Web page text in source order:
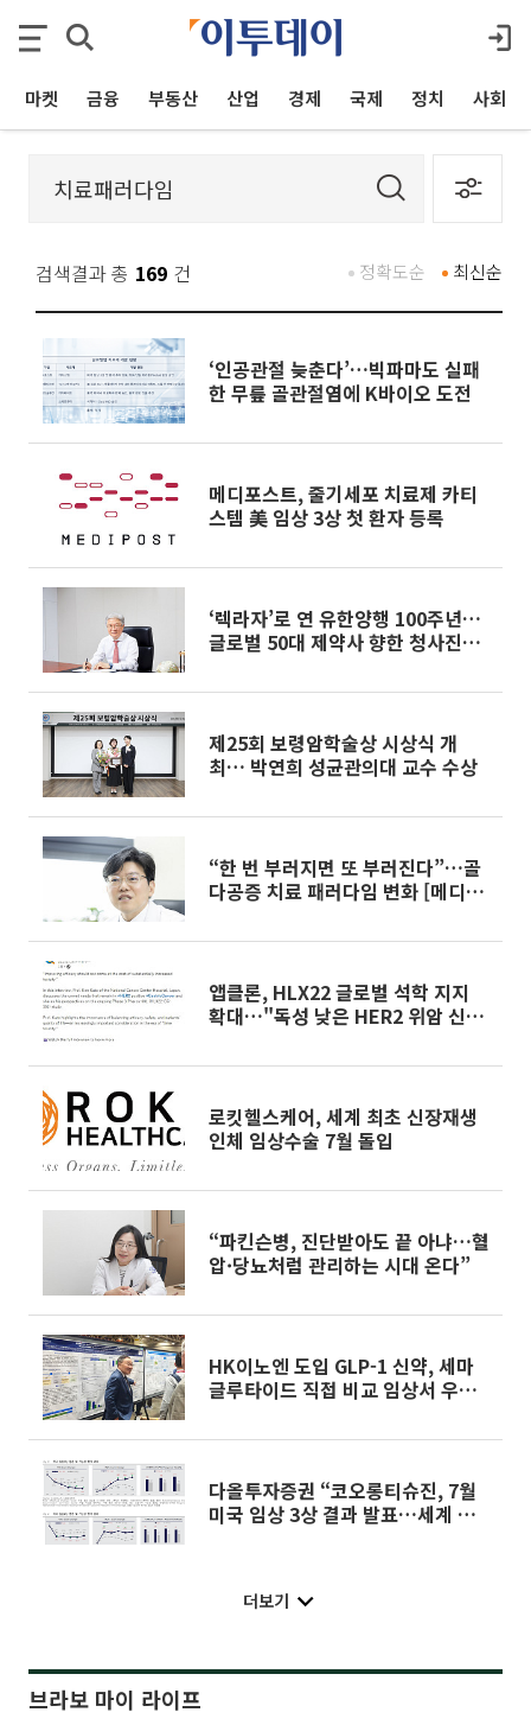
마켓 금융 부동산 산업 경제 국제 정치 사회
검색결과 총 169 건 최신순
정확도순
‘인공관절 늦춘다’…빅파마도 실패
한 무릎 골관절염에 K바이오 도전
메디포스트, 줄기세포 치료제 카티
스템 美 임상 3상 첫 환자 등록
‘렉라자’로 연 유한양행 100주년…
글로벌 50대 제약사 향한 청사진
제25회 보령암학술상 시상식 개
최… 박연희 성균관의대 교수 수상
“한 번 부러지면 또 부러진다”…골
다공증 치료 패러다임 변화 [메디컬
앱클론, HLX22 글로벌 석학 지지
확대…"독성 낮은 HER2 위암 신약
로킷헬스케어, 세계 최초 신장재생
인체 임상수술 7월 돌입
“파킨슨병, 진단받아도 끝 아냐…혈
압·당뇨처럼 관리하는 시대 온다”
HK이노엔 도입 GLP-1 신약, 세마
글루타이드 직접 비교 임상서 우월
다올투자증권 “코오롱티슈진, 7월
미국 임상 3상 결과 발표…세계 첫
더보기
브라보 마이 라이프